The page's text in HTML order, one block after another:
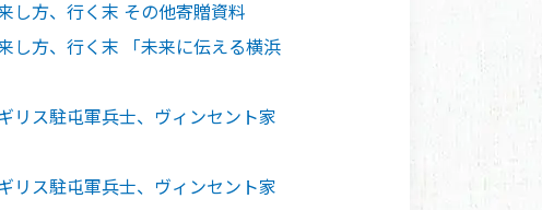
し方、行く末 その他寄贈資料
し方、行く末 「未来に伝える横浜
リス駐屯軍兵士、ヴィンセント家
リス駐屯軍兵士、ヴィンセント家